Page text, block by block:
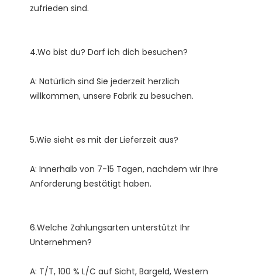
A: Natürlich sind Sie jederzeit herzlich
A: Innerhalb von 7-15 Tagen, nachdem wir Ihre
6.Welche Zahlungsarten unterstützt Ihr
A: T/T, 100 % L/C auf Sicht, Bargeld, Western